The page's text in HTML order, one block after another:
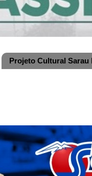
Projeto Cultural